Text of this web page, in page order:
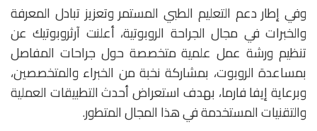
وفي إطار دعم التعليم الطبي المستمر وتعزيز تبادل المعرفة
والخبرات في مجال الجراحة الروبوتية، أعلنت آرثروبوتيك عن
تنظيم ورشة عمل علمية متخصصة حول جراحات المفاصل
بمساعدة الروبوت، بمشاركة نخبة من الخبراء والمتخصصين،
وبرعاية إيفا فارما، بهدف استعراض أحدث التطبيقات العملية
والتقنيات المستخدمة في هذا المجال المتطور.